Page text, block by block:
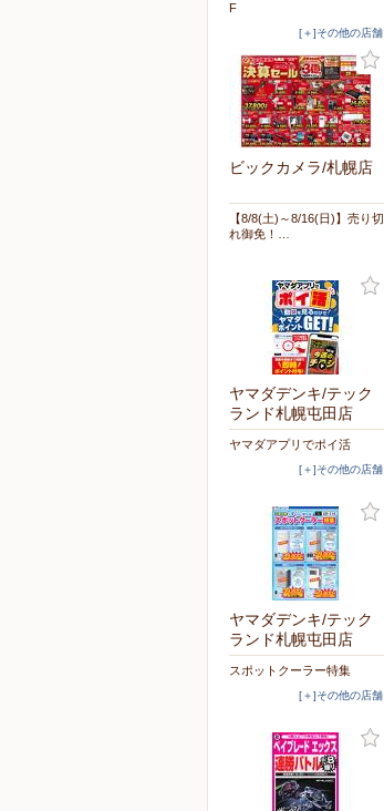
F
[＋]その他の店舗
ビックカメラ/札幌店
【8/8(土)～8/16(日)】売り切
れ御免！…
ヤマダデンキ/テック
ランド札幌屯田店
ヤマダアプリでポイ活
[＋]その他の店舗
ヤマダデンキ/テック
ランド札幌屯田店
スポットクーラー特集
[＋]その他の店舗